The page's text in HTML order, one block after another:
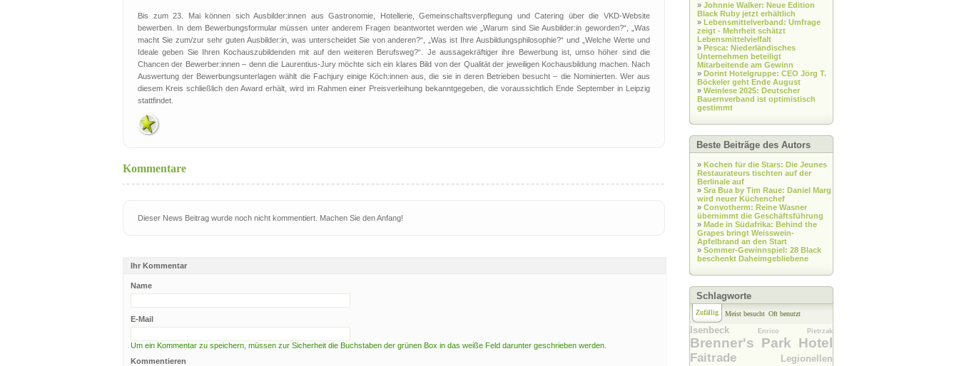
Bis zum 23. Mai können sich Ausbilder:innen aus Gastronomie, Hotellerie, Gemeinschaftsverpflegung und Catering über die VKD-Website
bewerben. In dem Bewerbungsformular müssen unter anderem Fragen beantwortet werden wie „Warum sind Sie Ausbilder:in geworden?“, „Was
macht Sie zum/zur sehr guten Ausbilder:in, was unterscheidet Sie von anderen?“, „Was ist Ihre Ausbildungsphilosophie?“ und „Welche Werte und
Ideale geben Sie Ihren Kochauszubildenden mit auf den weiteren Berufsweg?“. Je aussagekräftiger ihre Bewerbung ist, umso höher sind die
Chancen der Bewerber:innen – denn die Laurentius-Jury möchte sich ein klares Bild von der Qualität der jeweiligen Kochausbildung machen. Nach
Auswertung der Bewerbungsunterlagen wählt die Fachjury einige Köch:innen aus, die sie in deren Betrieben besucht – die Nominierten. Wer aus
diesem Kreis schließlich den Award erhält, wird im Rahmen einer Preisverleihung bekanntgegeben, die voraussichtlich Ende September in Leipzig
stattfindet.
Kommentare
Dieser News Beitrag wurde noch nicht kommentiert. Machen Sie den Anfang!
Ihr Kommentar
Name
E-Mail
Um ein Kommentar zu speichern, müssen zur Sicherheit die Buchstaben der grünen Box in das weiße Feld darunter geschrieben werden.
Kommentieren
» Johnnie Walker: Neue Edition
Black Ruby jetzt erhältlich
» Lebensmittelverband: Umfrage
zeigt - Mehrheit schätzt
Lebensmittelvielfalt
» Pesca: Niederländisches
Unternehmen beteiligt
Mitarbeitende am Gewinn
» Dorint Hotelgruppe: CEO Jörg T.
Böckeler geht Ende August
» Weinlese 2025: Deutscher
Bauernverband ist optimistisch
gestimmt
Beste Beiträge des Autors
» Kochen für die Stars: Die Jeunes
Restaurateurs tischten auf der
Berlinale auf
» Sra Bua by Tim Raue: Daniel Marg
wird neuer Küchenchef
» Convotherm: Reine Wasner
übernimmt die Geschäftsführung
» Made in Südafrika: Behind the
Grapes bringt Weisswein-
Apfelbrand an den Start
» Sommer-Gewinnspiel: 28 Black
beschenkt Daheimgebliebene
Schlagworte
Zufällig Meist besucht Oft benutzt
Isenbeck Enrico Pietrzak
Brenner's Park Hotel
Faitrade Legionellen